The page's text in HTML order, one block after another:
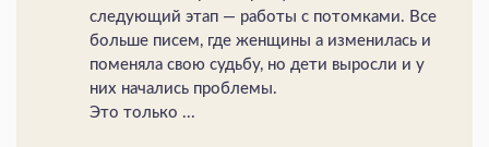
следующий этап — работы с потомками. Все
больше писем, где женщины а изменилась и
поменяла свою судьбу, но дети выросли и у
них начались проблемы.
Это только ...